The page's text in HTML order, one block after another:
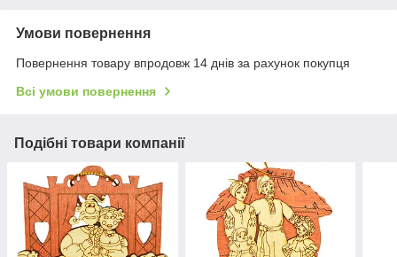
Умови повернення
Повернення товару впродовж 14 днів за рахунок покупця
Всі умови повернення
Подібні товари компанії